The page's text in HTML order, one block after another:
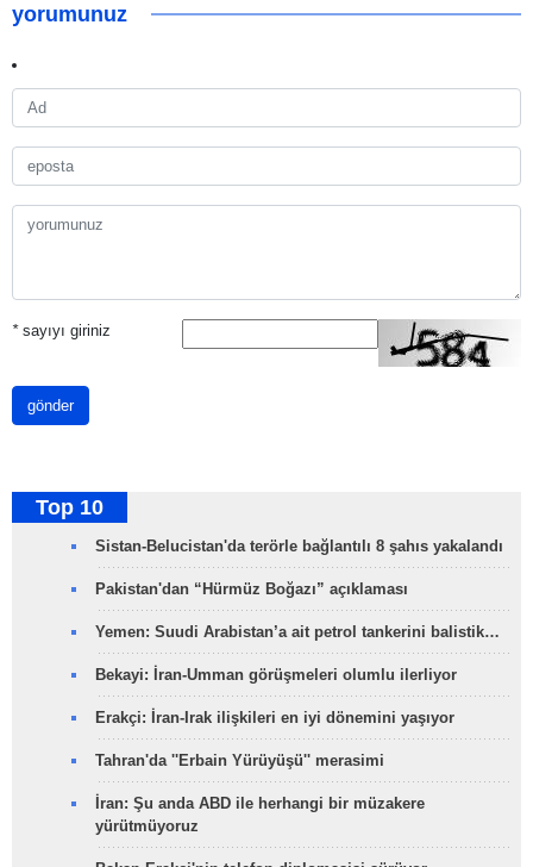
yorumunuz
*sayıyı giriniz
gönder
Top 10
Sistan-Belucistan'da terörle bağlantılı 8 şahıs yakalandı
Pakistan'dan “Hürmüz Boğazı” açıklaması
Yemen: Suudi Arabistan’a ait petrol tankerini balistik…
Bekayi: İran-Umman görüşmeleri olumlu ilerliyor
Erakçi: İran-Irak ilişkileri en iyi dönemini yaşıyor
Tahran'da ''Erbain Yürüyüşü'' merasimi
İran: Şu anda ABD ile herhangi bir müzakere
yürütmüyoruz